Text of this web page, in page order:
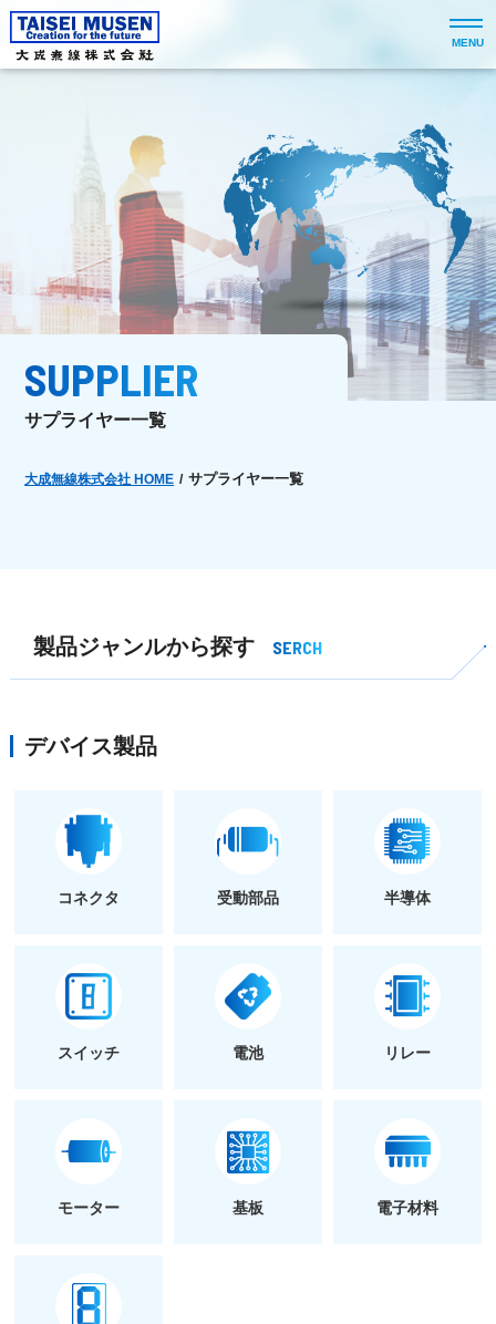
MENU
SUPPLIER
サプライヤー一覧
大成無線株式会社 HOME / サプライヤー一覧
製品ジャンルから探す SERCH
デバイス製品
コネクタ 受動部品 半導体
スイッチ 電池 リレー
モーター 基板 電子材料